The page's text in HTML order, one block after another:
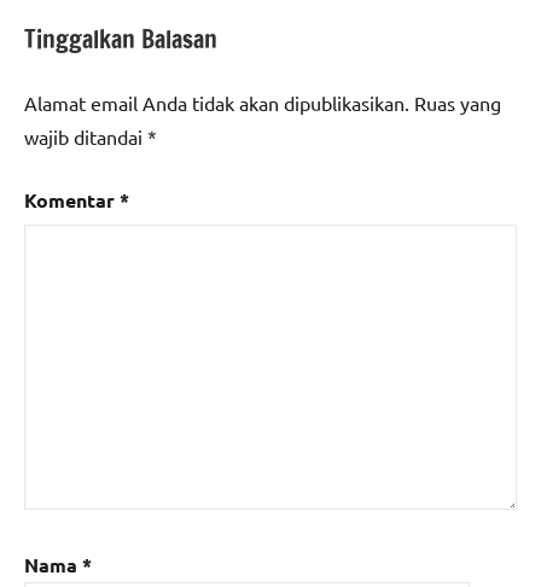
Tinggalkan Balasan
Alamat email Anda tidak akan dipublikasikan. Ruas yang
wajib ditandai *
Komentar*
Nama *